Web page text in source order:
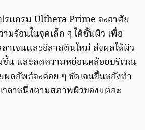
รแกรม Ulthera Prime จะอาศัย
มร้อนในจุดเล็ก ๆ ใต้ชั้นผิว เพื่อ
าเจนและอีลาสตินใหม่ ส่งผลให้ผิว
น และลดความหย่อนคล้อยบริเวณ
ผลลัพธ์จะค่อย ๆ ชัดเจนขึ้นหลังทำ
วลาหนึ่งตามสภาพผิวของแต่ละ